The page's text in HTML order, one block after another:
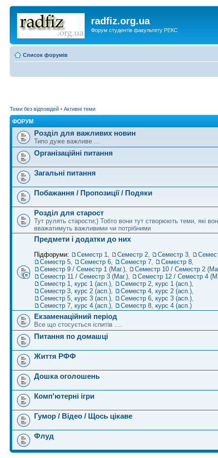
radfiz.org.ua
Форум студентів факультету РЕКС
Список форумів
Теми без відповідей • Активні теми
ФОРУМ
Розділ для важливих новин
Типо дуже важливе ...
Організаційні питання
Загальні питання
Побажання / Пропозиції / Подяки
Розділ для старост
Тут рулять старости;) Тобто вони тут створюють теми, які
вважатимуть важливими чи потрібними
Предмети і додатки до них
Підфоруми: Семестр 1, Семестр 2, Семестр 3,
Семестр 5, Семестр 6, Семестр 7, Семестр 8,
Семестр 9 / Семестр 1 (Маг.),
Семестр 10 / Семестр 2
Семестр 11 / Семестр 3 (Маг.),
Семестр 12 / Семестр 4
Семестр 1, курс 1 (асп.), Семестр 2, курс 1 (асп.),
Семестр 3, курс 2 (асп.), Семестр 4, курс 2 (асп.),
Семестр 5, курс 3 (асп.), Семестр 6, курс 3 (асп.),
Семестр 7, курс 4 (асп.), Семестр 8, курс 4 (асп.)
Екзаменаційний період
Все що стосується іспитів ....
Питання по домашці
Життя РФФ
Дошка оголошень
Комп'ютерні ігри
Гумор / Відео / Щось цікаве
Флуд